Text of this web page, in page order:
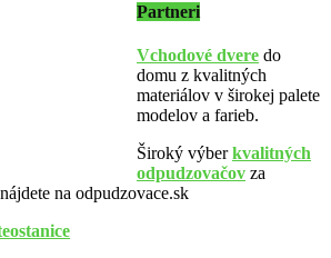
Partneri
Vchodové dvere do
domu z kvalitných
materiálov v širokej palete
modelov a farieb.
Široký výberkvalitných
odpudzovačov za
na odpudzovace.sk